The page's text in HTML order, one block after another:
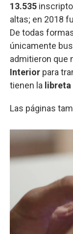
13.535
altas; en 2018
De todas
únicamente
admitieron que
Interior para
tienen la libreta
Las páginas